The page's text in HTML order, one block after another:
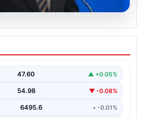
açıkladı! Tekstil
işbirliği protokolü
açıklamaya göre, imza törenine
47.60 ▲ +0.05%
54.98 ▼ -0.08%
6495.6 • -0.01%